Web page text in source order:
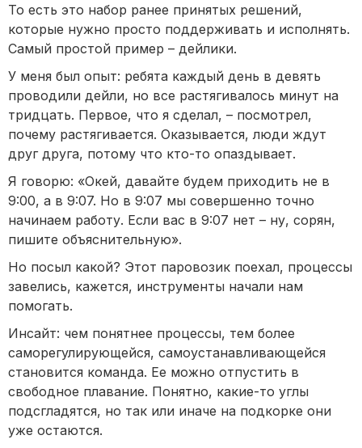
То есть это набор ранее принятых решений,
которые нужно просто поддерживать и исполнять.
Самый простой пример – дейлики.
У меня был опыт: ребята каждый день в девять
проводили дейли, но все растягивалось минут на
тридцать. Первое, что я сделал, – посмотрел,
почему растягивается. Оказывается, люди ждут
друг друга, потому что кто-то опаздывает.
Я говорю: «Окей, давайте будем приходить не в
9:00, а в 9:07. Но в 9:07 мы совершенно точно
начинаем работу. Если вас в 9:07 нет – ну, сорян,
пишите объяснительную».
Но посыл какой? Этот паровозик поехал, процессы
завелись, кажется, инструменты начали нам
помогать.
Инсайт: чем понятнее процессы, тем более
саморегулирующейся, самоустанавливающейся
становится команда. Ее можно отпустить в
свободное плавание. Понятно, какие-то углы
подсгладятся, но так или иначе на подкорке они
уже остаются.